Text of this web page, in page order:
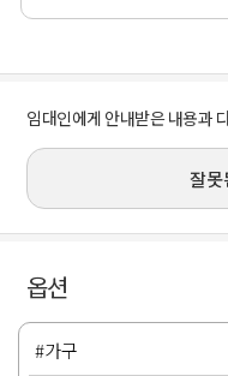
임대인에게 안내받은 내용과
잘못
옵션
#가구